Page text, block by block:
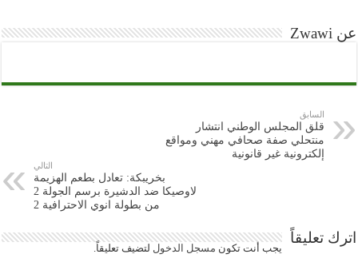
عن Zwawi
السابق
قلق المجلس الوطني انتشار
منتحلي صفة صحافي مهني ومواقع
إلكترونية غير قانونية
التالي
بخريبكة: تعادل بطعم الهزيمة
لاوصيكا ضد الدشيرة برسم الجولة 2
من بطولة انوي الاحترافية 2
اترك تعليقاً
يجب أنت تكون مسجل الدخول لتضيف تعليقاً.